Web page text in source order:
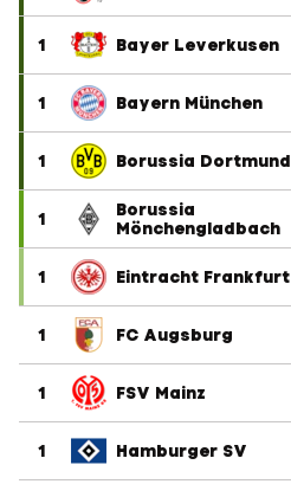
1 Bayer Leverkusen
1 Bayern München
1 Borussia Dortmund
1
Borussia
Mönchengladbach
1 Eintracht Frankfurt
1 FC Augsburg
1 FSV Mainz
1 Hamburger SV